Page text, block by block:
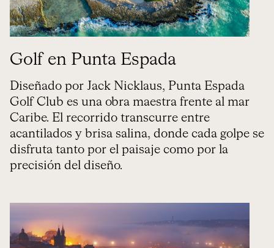
Golf en Punta Espada
Diseñado por Jack Nicklaus, Punta Espada
Golf Club es una obra maestra frente al mar
Caribe. El recorrido transcurre entre
acantilados y brisa salina, donde cada golpe se
disfruta tanto por el paisaje como por la
precisión del diseño.